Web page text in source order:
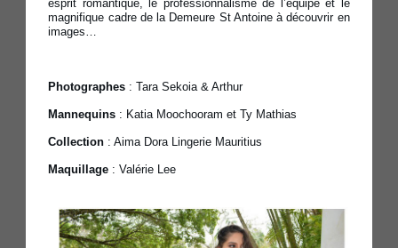
esprit romantique, le professionnalisme de l’équipe et le
magnifique cadre de la Demeure St Antoine à découvrir en
images…
Photographes : Tara Sekoia & Arthur
Mannequins : Katia Moochooram et Ty Mathias
Collection : Aima Dora Lingerie Mauritius
Maquillage : Valérie Lee